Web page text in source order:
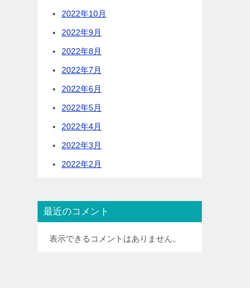
2022年10月
2022年9月
2022年8月
2022年7月
2022年6月
2022年5月
2022年4月
2022年3月
2022年2月
最近のコメント
表示できるコメントはありません。